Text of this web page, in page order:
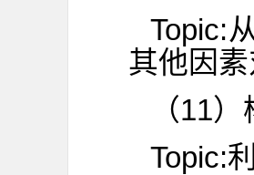
Topic:
其他因
（11
Topic: